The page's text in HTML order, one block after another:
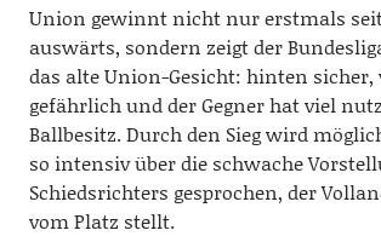
Union gewinnt nicht nur erstmals
auswärts, sondern zeigt der
das alte Union-Gesicht: hinten sicher,
gefährlich und der Gegner hat viel
Ballbesitz. Durch den Sieg wird
so intensiv über die schwache
Schiedsrichters gesprochen, der
vom Platz stellt.